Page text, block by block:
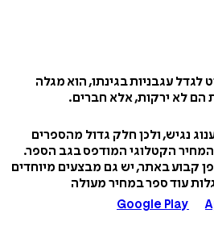
לגדל עגבניות בגינתו, הוא מגלה
הם לא ירקות, אלא חברים.
נגיש, ולכן חלק גדול מהספרים
הקטלוגי המודפס בגב הספר.
קבוע באתר, יש גם מבצעים מיוחדים
עוד ספר במחיר מעולה
Google Play